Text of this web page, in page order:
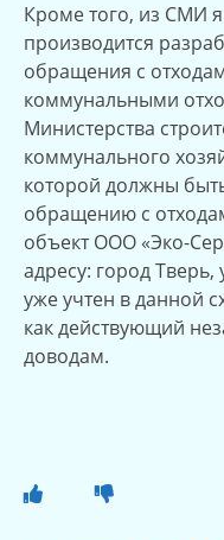
Кроме того, из СМИ
производится
обращения с
коммунальными
Министерства
коммунального
которой должны
обращению с
объект ООО «Эко-
адресу: город
уже учтен в данной
как действующий
доводам.